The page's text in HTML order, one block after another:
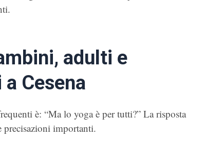
adulti e
Cesena
è: “Ma lo yoga è per tutti?” La risposta
precisazioni importanti.